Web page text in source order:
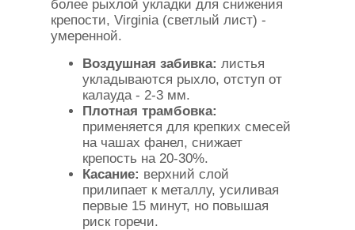
более рыхлой укладки для снижения
крепости, Virginia (светлый лист) -
умеренной.
Воздушная забивка: листья
укладываются рыхло, отступ от
калауда - 2-3 мм.
Плотная трамбовка:
применяется для крепких смесей
на чашах фанел, снижает
крепость на 20-30%.
Касание: верхний слой
прилипает к металлу, усиливая
первые 15 минут, но повышая
риск горечи.